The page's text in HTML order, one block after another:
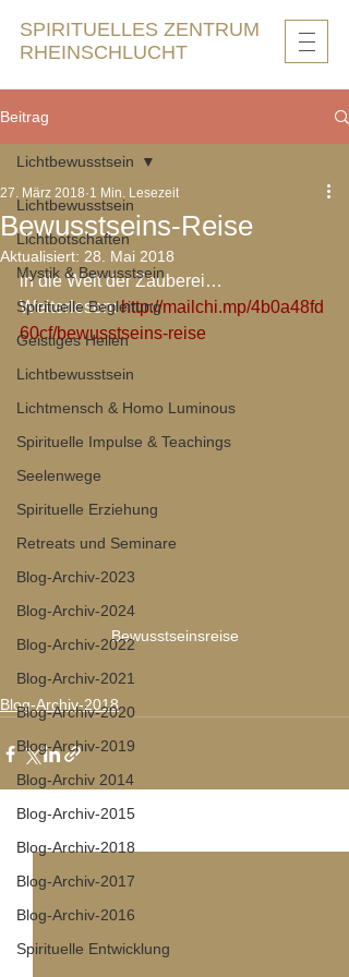
SPIRITUELLES ZENTRUM
RHEINSCHLUCHT
Beitrag
Lichtbewusstsein
Lichtbotschaften
Mystik & Bewusstsein
Spirituelle Begleitung
Geistiges Heilen
Lichtbewusstsein
Lichtmensch & Homo Luminous
Spirituelle Impulse & Teachings
Seelenwege
Spirituelle Erziehung
Retreats und Seminare
Blog-Archiv-2023
Blog-Archiv-2024
Blog-Archiv-2022
Blog-Archiv-2021
Blog-Archiv-2020
Blog-Archiv-2019
Blog-Archiv 2014
Blog-Archiv-2015
Blog-Archiv-2018
Blog-Archiv-2017
Blog-Archiv-2016
Spirituelle Entwicklung
Lichtbewusstsein
Bewusstseins-Reise
27. März 2018 1 Min. Lesezeit
Aktualisiert: 28. Mai 2018
in die Welt der Zauberei…
Weiterlesen: http://mailchi.mp/4b0a48fd
60cf/bewusstseins-reise
Bewusstseinsreise
Blog-Archiv-2018
Aktuelle Beiträge